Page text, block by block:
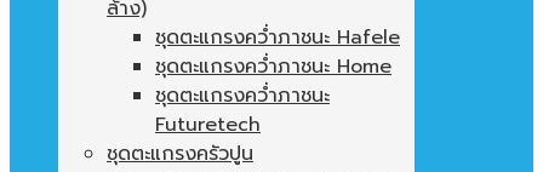
ล้าง)
ชุดตะแกรงคว่ำภาชนะ Hafele
ชุดตะแกรงคว่ำภาชนะ Home
ชุดตะแกรงคว่ำภาชนะ
Futuretech
ชุดตะแกรงครัวปูน